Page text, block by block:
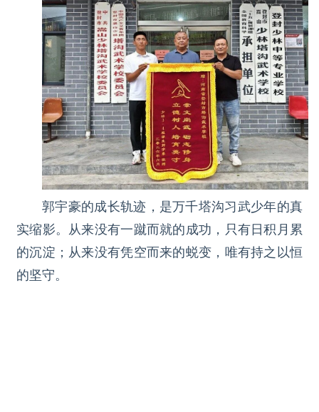
郭宇豪的成长轨迹，是万千塔沟习武少年的真
实缩影。从来没有一蹴而就的成功，只有日积月累
的沉淀；从来没有凭空而来的蜕变，唯有持之以恒
的坚守。